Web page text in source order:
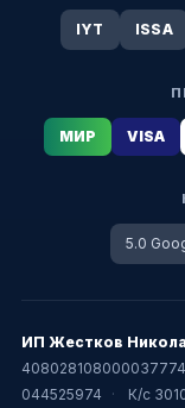
IYT ISSA
МИР VISA
5.0
ИП Жестков
044525974
· К/с